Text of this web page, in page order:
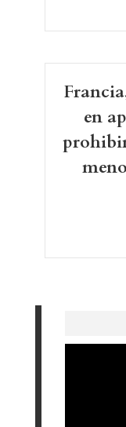
en